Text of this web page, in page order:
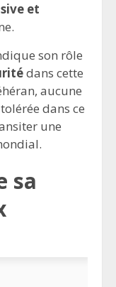
et
son rôle
dans cette
aucune
dans ce
une
sa